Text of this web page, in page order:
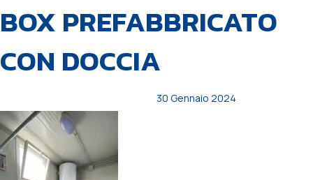
IN:
BOX PREFABBRICATO
CON DOCCIA
il:
30 Gennaio 2024